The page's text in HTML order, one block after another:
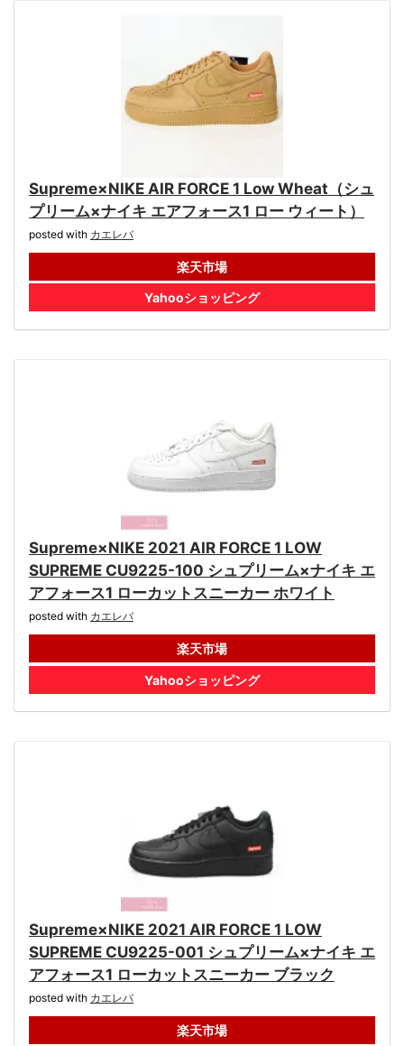
Supreme×NIKE AIR FORCE 1 Low Wheat（シュ
プリーム×ナイキ エアフォース1 ロー ウィート）
posted with カエレバ
楽天市場
Yahooショッピング
Supreme×NIKE 2021 AIR FORCE 1 LOW
SUPREME CU9225-100 シュプリーム×ナイキ エ
アフォース1 ローカットスニーカー ホワイト
posted with カエレバ
楽天市場
Yahooショッピング
Supreme×NIKE 2021 AIR FORCE 1 LOW
SUPREME CU9225-001 シュプリーム×ナイキ エ
アフォース1 ローカットスニーカー ブラック
posted with カエレバ
楽天市場